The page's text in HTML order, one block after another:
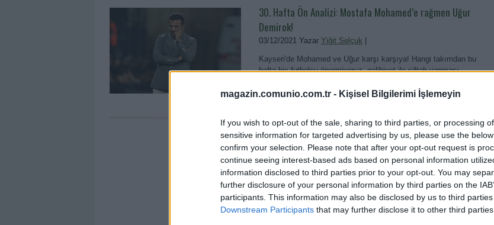
magazin.comunio.com.tr - Kişisel Bilgilerimi İşlemeyin
If you wish to opt-out of the sale, sharing to third parties, or processing
sensitive information for targeted advertising by us, please use the
confirm your selection. Please note that after your opt-out request is
continue seeing interest-based ads based on personal information
information disclosed to third parties prior to your opt-out. You may
further disclosure of your personal information by third parties on the
participants. This information may also be disclosed by us to third
Downstream Participants that may further disclose it to other third
30. Hafta Ön Analizi: Mostafa Mohamed’e rağmen Uğur
Demirok!
03/12/2021 Yazar Yiğit Selçuk
Kayseri'de Mohamed ve Uğur karşı karşıya! Hangi takımdan bu
hafta hiç futbolcu önermiyoruz, galibiyet ile siftah yapması
Devam oku »